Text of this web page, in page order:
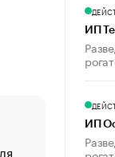
«От спорта
ИП
ИП